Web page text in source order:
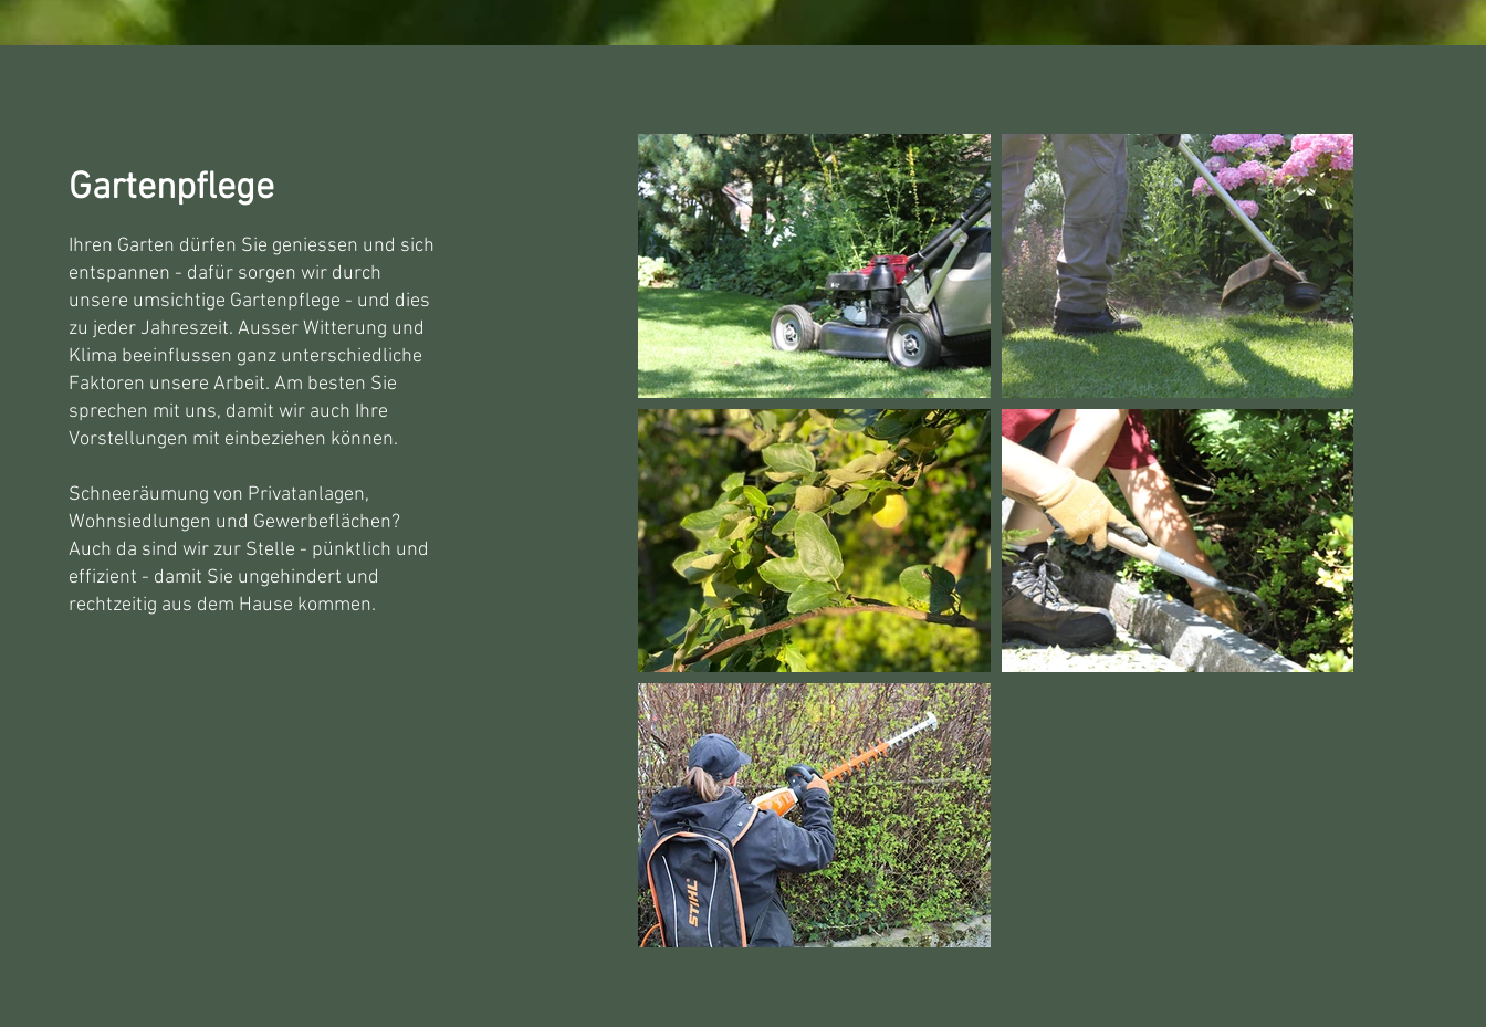
Gartenpflege
Ihren Garten dürfen Sie geniessen und sich
entspannen - dafür sorgen wir durch
unsere umsichtige Gartenpflege - und dies
zu jeder Jahreszeit. Ausser Witterung und
Klima beeinflussen ganz unterschiedliche
Faktoren unsere Arbeit. Am besten Sie
sprechen mit uns, damit wir auch Ihre
Vorstellungen mit einbeziehen können.
Schneeräumung von Privatanlagen,
Wohnsiedlungen und Gewerbeflächen?
Auch da sind wir zur Stelle - pünktlich und
effizient - damit Sie ungehindert und
rechtzeitig aus dem Hause kommen.